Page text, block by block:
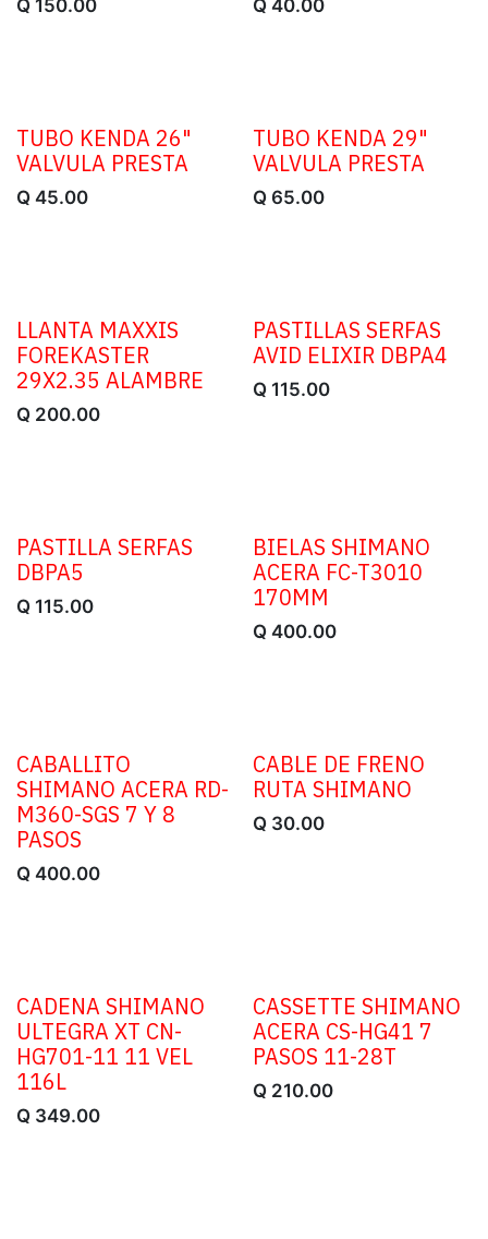
Q 150.00 Q 40.00
TUBO KENDA 26"
VALVULA PRESTA
Q 45.00
TUBO KENDA 29"
VALVULA PRESTA
Q 65.00
LLANTA MAXXIS
FOREKASTER
29X2.35 ALAMBRE
Q 200.00
PASTILLAS SERFAS
AVID ELIXIR DBPA4
Q 115.00
PASTILLA SERFAS
DBPA5
Q 115.00
BIELAS SHIMANO
ACERA FC-T3010
170MM
Q 400.00
CABALLITO
SHIMANO ACERA RD-
M360-SGS 7 Y 8
PASOS
Q 400.00
CABLE DE FRENO
RUTA SHIMANO
Q 30.00
CADENA SHIMANO
ULTEGRA XT CN-
HG701-11 11 VEL
116L
Q 349.00
CASSETTE SHIMANO
ACERA CS-HG41 7
PASOS 11-28T
Q 210.00